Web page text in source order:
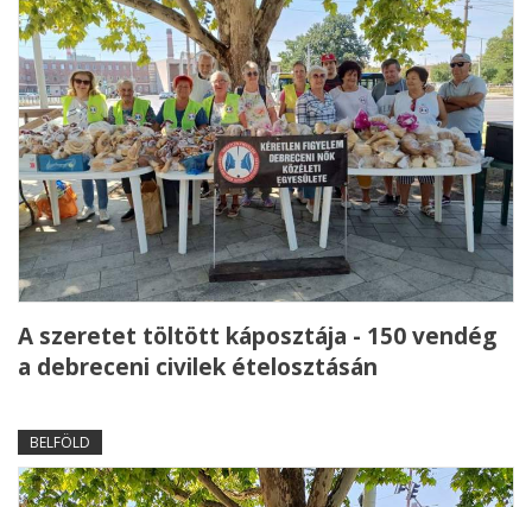
A szeretet töltött káposztája - 150 vendég
a debreceni civilek ételosztásán
BELFÖLD